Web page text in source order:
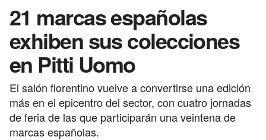
21 marcas españolas
exhiben sus colecciones
en Pitti Uomo
El salón florentino vuelve a convertirse una edición
más en el epicentro del sector, con cuatro jornadas
de feria de las que participarán una veintena de
marcas españolas.